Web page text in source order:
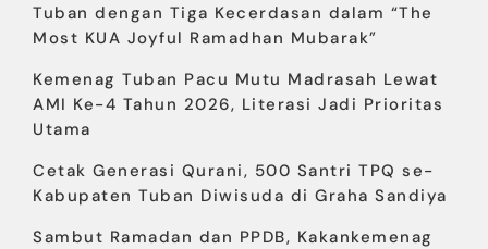
Tuban dengan Tiga Kecerdasan dalam “The
Most KUA Joyful Ramadhan Mubarak”
Kemenag Tuban Pacu Mutu Madrasah Lewat
AMI Ke-4 Tahun 2026, Literasi Jadi Prioritas
Utama
Cetak Generasi Qurani, 500 Santri TPQ se-
Kabupaten Tuban Diwisuda di Graha Sandiya
Sambut Ramadan dan PPDB, Kakankemenag